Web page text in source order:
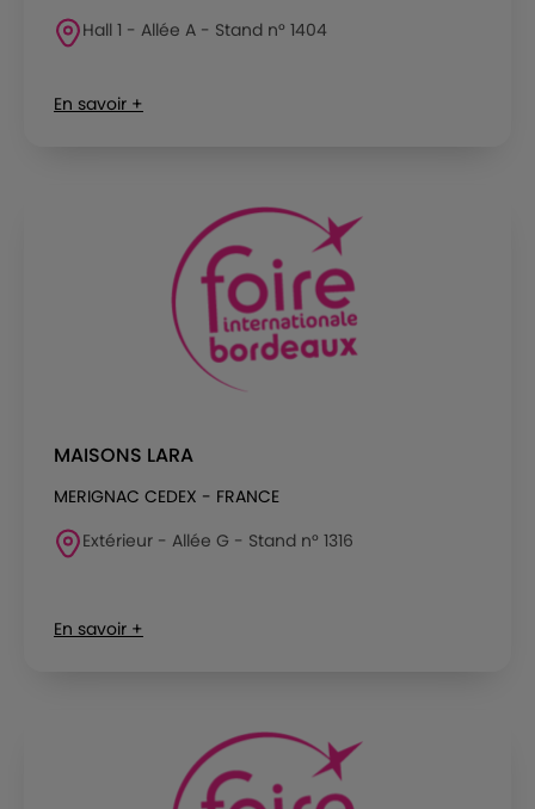
Hall 1 - Allée A - Stand n° 1404
En savoir +
MAISONS LARA
MERIGNAC CEDEX - FRANCE
Extérieur - Allée G - Stand n° 1316
En savoir +